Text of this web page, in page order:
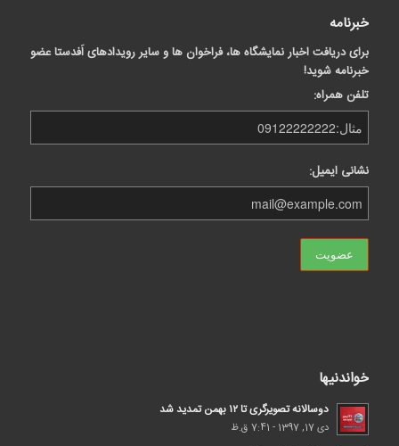
خبرنامه
برای دریافت اخبار نمایشگاه ها، فراخوان ها و سایر رویدادهای اَفدستا عضو
خبرنامه شوید!
تلفن همراه:
نشانی ایمیل:
خواندنیها
دوسالانه تصویرگری تا ۱۲ بهمن تمدید شد
دی 17, 1397 - 7:41 ق.ظ